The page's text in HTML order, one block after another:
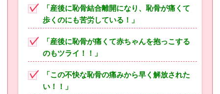
「産後に恥骨結合離開になり、恥骨が痛くて
歩くのにも苦労している！」
「産後に恥骨が痛くて赤ちゃんを抱っこする
のもツライ！！」
「この不快な恥骨の痛みから早く解放された
い！！」